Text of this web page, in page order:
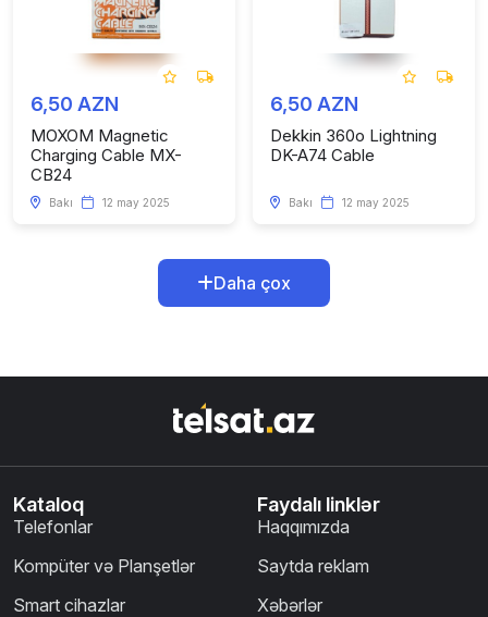
6,50 AZN
MOXOM Magnetic
Charging Cable MX-
CB24
Bakı 12 may 2025
6,50 AZN
Dekkin 360o Lightning
DK-A74 Cable
Bakı 12 may 2025
Daha çox
Kataloq
Telefonlar
Kompüter və Planşetlər
Smart cihazlar
Faydalı linklər
Haqqımızda
Saytda reklam
Xəbərlər